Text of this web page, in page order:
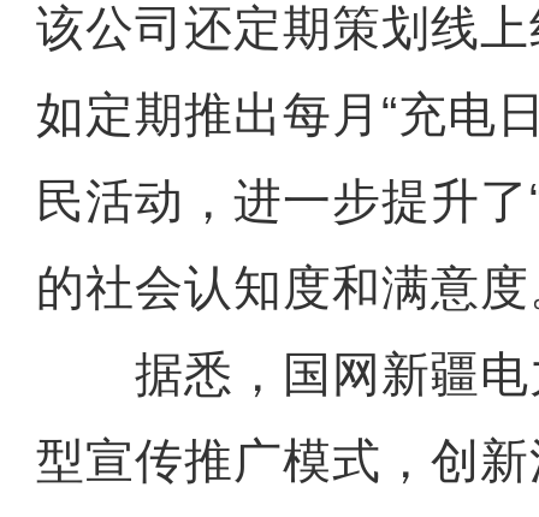
该公司还定期策划线
如定期推出每月“充电
民活动，进一步提升了
的社会认知度和满意
据悉，国网新疆电
型宣传推广模式，创